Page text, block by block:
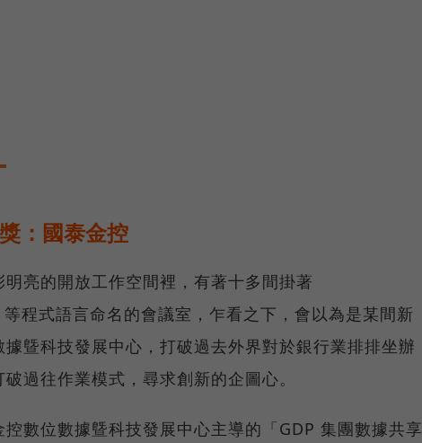
：國泰金控
亮的開放工作空間裡，有著十多間掛著
程式語言命名的會議室，乍看之下，會以為是某間新
曁科技發展中心，打破過去外界對於銀行業排排坐辦
過往作業模式，尋求創新的企圖心。
數位數據曁科技發展中心主導的「GDP 集團數據共享